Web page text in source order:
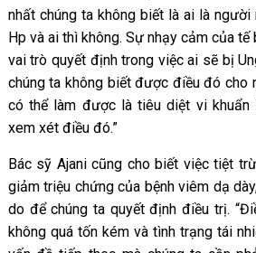
nhất chúng ta không biết là ai là
Hp và ai thì không. Sự nhạy cảm của
vai trò quyết định trong việc ai sẽ bị
chúng ta không biết được điều đó cho
có thể làm được là tiêu diệt vi khuẩn
xem xét điều đó.”
Bác sỹ Ajani cũng cho biết việc tiệt
giảm triệu chứng của bệnh viêm dạ
do để chúng ta quyết định điều trị.
không quá tốn kém và tình trạng tái